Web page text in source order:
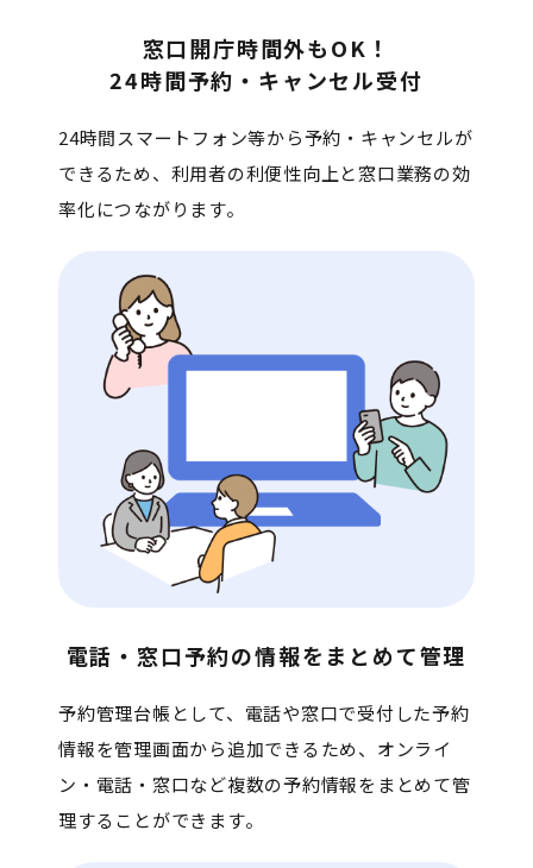
窓口開庁時間外もOK！
24時間予約・キャンセル受付
24時間スマートフォン等から予約・キャンセルが
できるため、利用者の利便性向上と窓口業務の効
率化につながります。
電話・窓口予約の情報をまとめて管理
予約管理台帳として、電話や窓口で受付した予約
情報を管理画面から追加できるため、オンライ
ン・電話・窓口など複数の予約情報をまとめて管
理することができます。